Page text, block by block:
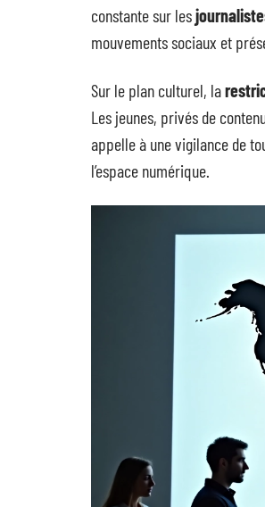
constante sur les
mouvements sociaux et
Sur le plan culturel, la
Les jeunes, privés de
appelle à une vigilance de
l’espace numérique.